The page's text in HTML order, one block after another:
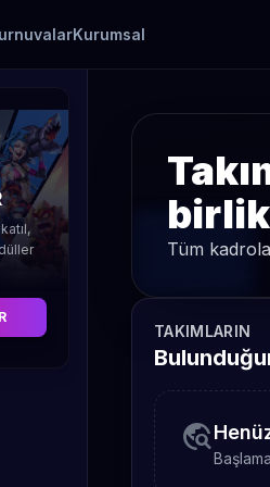
Kurumsal
Tüm
TAKIMLARIN
travel_explore